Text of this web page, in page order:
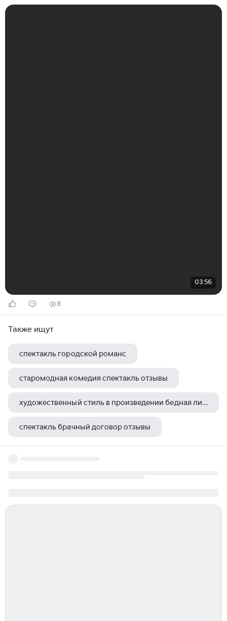
03:56
3
Также ищут
спектакль городской романс
старомодная комедия спектакль отзывы
художественный стиль в произведении бедная лиза
спектакль брачный договор отзывы